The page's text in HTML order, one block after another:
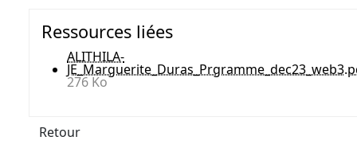
Ressources liées
ALITHILA-
276 Ko
Retour